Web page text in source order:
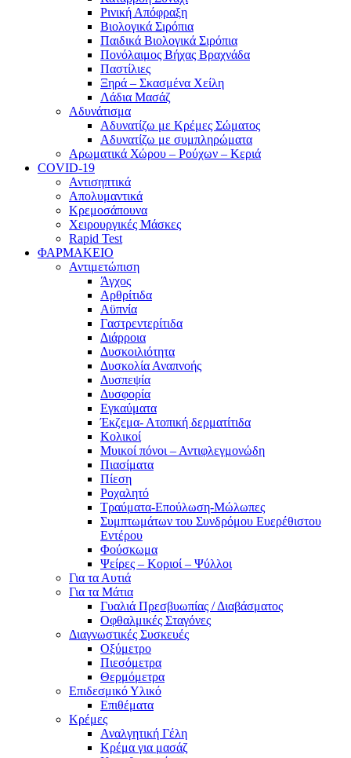
Ρινική Απόφραξη
Βιολογικά Σιρόπια
Παιδικά Βιολογικά Σιρόπια
Πονόλαιμος Βήχας Βραχνάδα
Παστίλιες
Ξηρά – Σκασμένα Χείλη
Λάδια Μασάζ
Αδυνάτισμα
Αδυνατίζω με Κρέμες Σώματος
Αδυνατίζω με συμπληρώματα
Αρωματικά Χώρου – Ρούχων – Κεριά
COVID-19
Αντισηπτικά
Απολυμαντικά
Κρεμοσάπουνα
Χειρουργικές Μάσκες
Rapid Test
ΦΑΡΜΑΚΕΙΟ
Αντιμετώπιση
Άγχος
Αρθρίτιδα
Αϋπνία
Γαστρεντερίτιδα
Διάρροια
Δυσκοιλιότητα
Δυσκολία Αναπνοής
Δυσπεψία
Δυσφορία
Εγκαύματα
Έκζεμα- Ατοπική δερματίτιδα
Κολικοί
Μυικοί πόνοι – Αντιφλεγμονώδη
Πιασίματα
Πίεση
Ροχαλητό
Τραύματα-Επούλωση-Μώλωπες
Συμπτωμάτων του Συνδρόμου Ευερέθιστου
Εντέρου
Φούσκωμα
Ψείρες – Κοριοί – Ψύλλοι
Για τα Αυτιά
Για τα Μάτια
Γυαλιά Πρεσβυωπίας / Διαβάσματος
Οφθαλμικές Σταγόνες
Διαγνωστικές Συσκευές
Οξύμετρο
Πιεσόμετρα
Θερμόμετρα
Επιδεσμικό Υλικό
Επιθέματα
Κρέμες
Αναλγητική Γέλη
Κρέμα για μασάζ